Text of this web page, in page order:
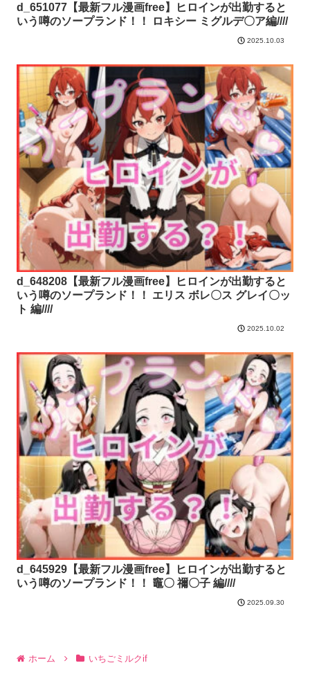
d_651077【最新フル漫画free】ヒロインが出勤すると
いう噂のソープランド！！ ロキシー ミグルデ〇ア編////
2025.10.03
d_648208【最新フル漫画free】ヒロインが出勤すると
いう噂のソープランド！！ エリス ボレ〇ス グレイ〇ッ
ト 編////
2025.10.02
d_645929【最新フル漫画free】ヒロインが出勤すると
いう噂のソープランド！！ 竈〇 禰〇子 編////
2025.09.30
ホーム いちごミルクif